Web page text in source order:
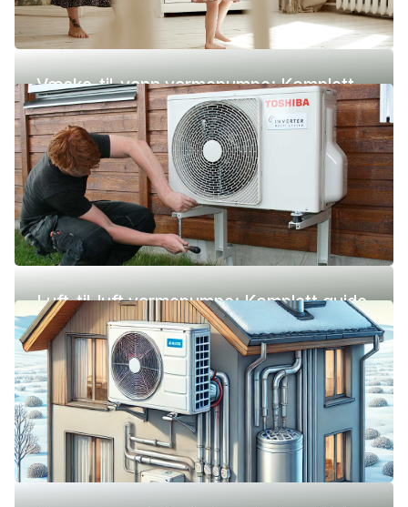
Væske-til-vann varmepumpe: Komplett
guide (pris, fordeler og ulemper)
Luft-til-luft varmepumpe: Komplett guide
(pris, fordeler og ulemper)